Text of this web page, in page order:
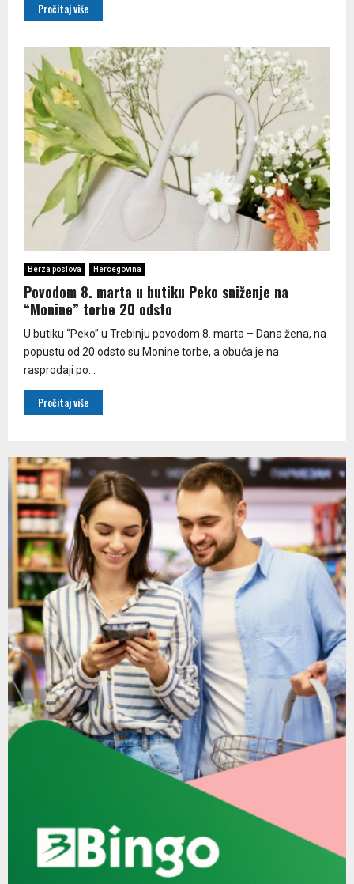
Pročitaj više
Berza poslova Hercegovina
Povodom 8. marta u butiku Peko sniženje na
“Monine” torbe 20 odsto
U butiku “Peko” u Trebinju povodom 8. marta – Dana žena, na
popustu od 20 odsto su Monine torbe, a obuća je na
rasprodaji po...
Pročitaj više